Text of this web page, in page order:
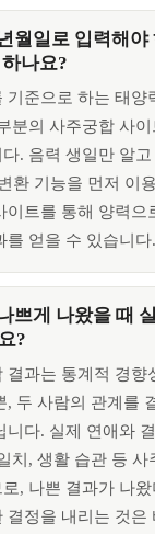
월일로 입력해야
나요?
기준으로 하는 태양
분의 사주궁합 사
. 음력 생일만 알
환 기능을 먼저 이
이트를 통해 양력으
를 얻을 수 있습니다.
쁘게 나왔을 때
?
결과는 통계적 경향
, 두 사람의 관계를
니다. 실제 연애와
치, 생활 습관 등 사
, 나쁜 결과가 나
결정을 내리는 것은